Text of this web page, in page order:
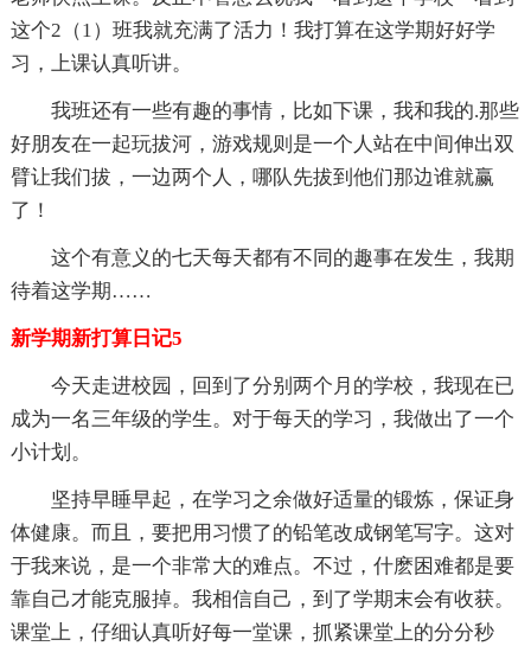
这个2（1）班我就充满了活力！我打算在这学期好好学
习，上课认真听讲。
我班还有一些有趣的事情，比如下课，我和我的.那些
好朋友在一起玩拔河，游戏规则是一个人站在中间伸出双
臂让我们拔，一边两个人，哪队先拔到他们那边谁就赢
了！
这个有意义的七天每天都有不同的趣事在发生，我期
待着这学期……
新学期新打算日记5
今天走进校园，回到了分别两个月的学校，我现在已
成为一名三年级的学生。对于每天的学习，我做出了一个
小计划。
坚持早睡早起，在学习之余做好适量的锻炼，保证身
体健康。而且，要把用习惯了的铅笔改成钢笔写字。这对
于我来说，是一个非常大的难点。不过，什麽困难都是要
靠自己才能克服掉。我相信自己，到了学期末会有收获。
课堂上，仔细认真听好每一堂课，抓紧课堂上的分分秒